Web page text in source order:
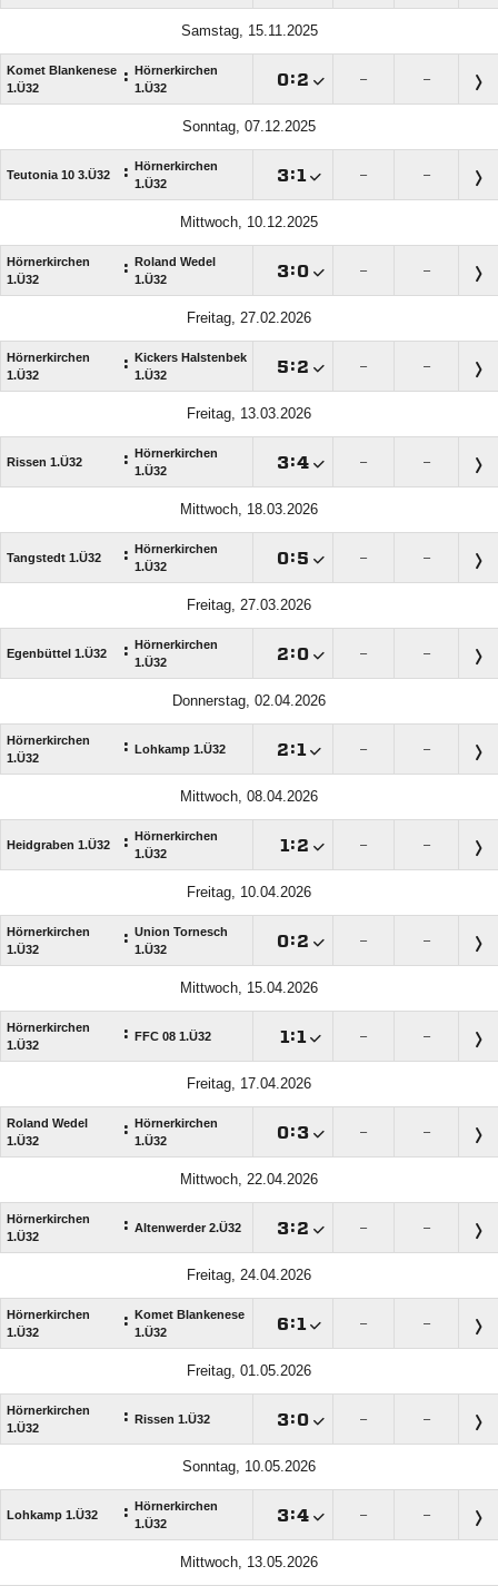
Samstag, 15.11.2025
Komet Blankenese
1.Ü32
: Hörnerkirchen
1.Ü32
: – –
Sonntag, 07.12.2025
Teutonia 10 3.Ü32 : Hörnerkirchen
1.Ü32
: – –
Mittwoch, 10.12.2025
Hörnerkirchen
1.Ü32
: Roland Wedel
1.Ü32
: – –
Freitag, 27.02.2026
Hörnerkirchen
1.Ü32
: Kickers Halstenbek
1.Ü32
: – –
Freitag, 13.03.2026
Rissen 1.Ü32 : Hörnerkirchen
1.Ü32
: – –
Mittwoch, 18.03.2026
Tangstedt 1.Ü32 : Hörnerkirchen
1.Ü32
: – –
Freitag, 27.03.2026
Egenbüttel 1.Ü32 : Hörnerkirchen
1.Ü32
: – –
Donnerstag, 02.04.2026
Hörnerkirchen
1.Ü32
: Lohkamp 1.Ü32 : – –
Mittwoch, 08.04.2026
Heidgraben 1.Ü32 : Hörnerkirchen
1.Ü32
 : – –
Freitag, 10.04.2026
Hörnerkirchen
1.Ü32
: Union Tornesch
1.Ü32
: – –
Mittwoch, 15.04.2026
Hörnerkirchen
1.Ü32
: FFC 08 1.Ü32  : – –
Freitag, 17.04.2026
Roland Wedel
1.Ü32
: Hörnerkirchen
1.Ü32
: – –
Mittwoch, 22.04.2026
Hörnerkirchen
1.Ü32
: Altenwerder 2.Ü32 : – –
Freitag, 24.04.2026
Hörnerkirchen
1.Ü32
: Komet Blankenese
1.Ü32
: – –
Freitag, 01.05.2026
Hörnerkirchen
1.Ü32
: Rissen 1.Ü32 : – –
Sonntag, 10.05.2026
Lohkamp 1.Ü32 : Hörnerkirchen
1.Ü32
: – –
Mittwoch, 13.05.2026